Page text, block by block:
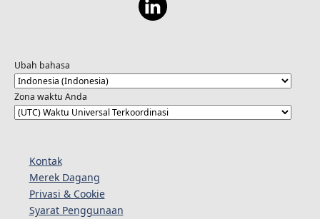
Ubah bahasa
Zona waktu Anda
Kontak
Merek Dagang
Privasi & Cookie
Syarat Penggunaan